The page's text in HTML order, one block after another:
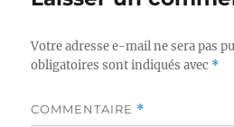
Votre adresse e-mail ne sera pas
obligatoires sont indiqués avec *
COMMENTAIRE *